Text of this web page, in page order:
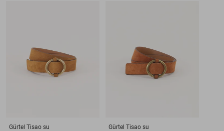
Gürtel Tisao su
Gürtel Tisao su